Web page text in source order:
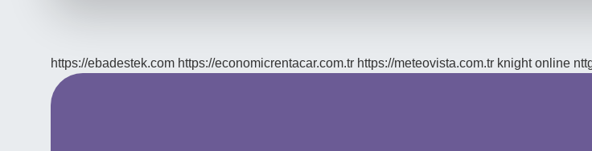
https://ebadestek.com https://economicrentacar.com.tr https://meteovista.com.tr knight online